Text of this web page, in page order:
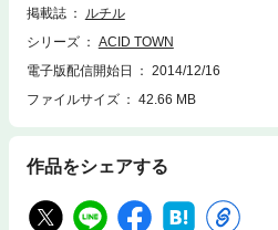
掲載誌
ルチル
シリーズ
ACID TOWN
電子版配信開始日
2014/12/16
ファイルサイズ
42.66 MB
作品をシェアする